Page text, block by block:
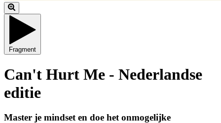
Fragment
Can't Hurt Me - Nederlandse
editie
Master je mindset en doe het onmogelijke